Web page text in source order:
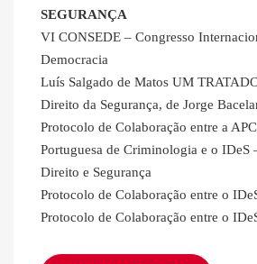
SEGURANÇA
VI CONSEDE – Congresso
Democracia
Luís Salgado de Matos UM
Direito da Segurança, de Jorge
Protocolo de Colaboração entre a
Portuguesa de Criminologia e o IDeS
Direito e Segurança
Protocolo de Colaboração entre o
Protocolo de Colaboração entre o